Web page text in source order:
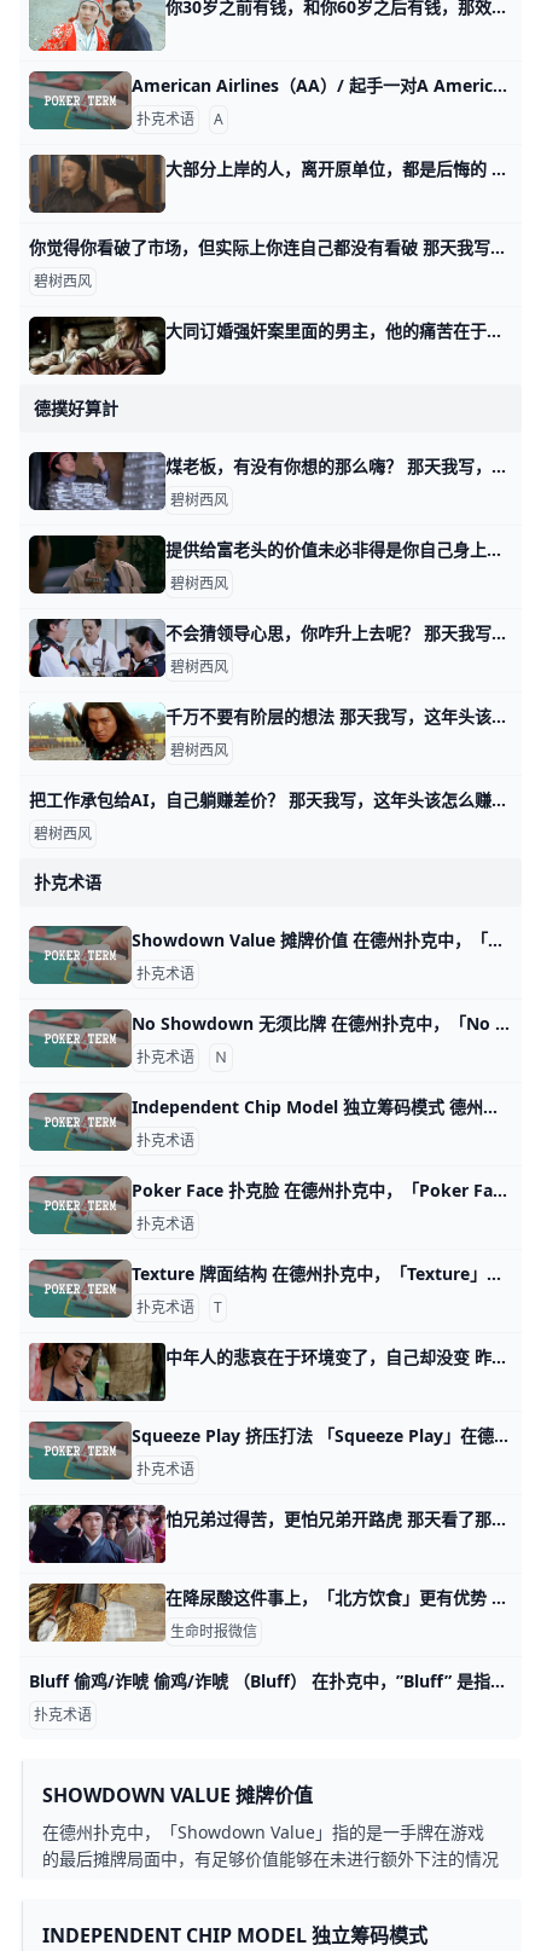
你30岁之前有钱，和你60岁之后有钱，那效果能一样么？ 我那天在写如何做自身命运的编剧时，看到几个读者关于第五部分的留言。 我发现，有些人没理解钱和幸福之间的关系。 所以今天来展开一下，把这个知识点给
American Airlines（AA）/ 起手一对A American Airlines（AA） 起手牌一对A，简称AA
扑克术语 A
大部分上岸的人，离开原单位，都是后悔的 昨天写铁打的中产，流水的中产阶级时，有不少上岸的读者，留言发牢骚。 有些牢骚话发得还是挺值得玩味的，但涉及你们的隐私，我就不转述了。 我讲一段往
你觉得你看破了市场，但实际上你连自己都没有看破 那天我写为什么一眼看破事物本质的人，照样过不好这一生。 有个做押涨跌交易策略的读者，留言试图和我讨论他对市场的看破。 我看了你的留言，恕我直言，
碧树西风
大同订婚强奸案里面的男主，他的痛苦在于凭什么我是D男？ 昨晚陆陆续续有满级读者，非要让我聊一聊大同订婚强奸案里面的那个男主。 我不想谈这个案子，我想写影评，《赛德克·巴莱》。 电影一开始讲述了湾省的某
德撲好算計
煤老板，有没有你想的那么嗨？ 那天我写，这年头该怎么赚钱时，有个读者留言说，他好想听听煤老板的故事。 在他的理解当中，煤老板是个很爽的群体，就是导演们感慨的，昔日的黄金时代
碧树西风
提供给富老头的价值未必非得是你自己身上的 那天我写这年头该怎么赚钱时，有个在美国工作的，副业做一对一家教的读者问，怎么打开富老头的圈子。 我说终归得提供价值，对方看得上的价值。 有其他读
碧树西风
不会猜领导心思，你咋升上去呢？ 那天我写这年头该怎么赚钱时，我说表演型的工作，很多人是不过滤的，简单说就是拿手下当小白鼠。 你自己去撞南墙吧。 有读者看了之后，感慨说，过滤干净
碧树西风
千万不要有阶层的想法 那天我写，这年头该怎么赚钱时，有读者留言问我说，可不可以认为那四种不同方式下，阶层有所抬升？ 首先，我纠正你一个想法，当然这个想法很普遍，就是
碧树西风
把工作承包给AI，自己躺赚差价？ 那天我写，这年头该怎么赚钱时，有读者问我，如果自己从事的是耗材型的工作，又无心提升。 是不是只要用好AI，让它去当耗材替身，就会迎来春天？ 就像
碧树西风
扑克术语
Showdown Value 摊牌价值 在德州扑克中，「Showdown Value」指的是一手牌在游戏的最后摊牌局面中，有足够价值能够在未进行额外下注的情况下，赢得对手的牌。这种价
扑克术语
No Showdown 无须比牌 在德州扑克中，「No Showdown」可以翻译成「无须比牌」。这指的是在某一局游戏中，因为所有其他玩家已经弃牌，所以没有需要进行最终比牌的情
扑克术语 Ｎ
Independent Chip Model 独立筹码模式 德州扑克中的「Independent Chip Mode」（ ICM ) （独立筹码模式）是一种在比赛中计算玩家筹码价值的方法。独立筹码模式的概念是把每个玩家的
扑克术语
Poker Face 扑克脸 在德州扑克中，「Poker Face」指的是玩家在牌局中刻意保持冷静、不露表情的行为，以阻止对手读取手牌信息。这在赌局中非常重要，因为揭示情感
扑克术语
Texture 牌面结构 在德州扑克中，「Texture」指的是牌桌上的牌面结构，描述了牌的花色、排列和潜在的结构。用来描述牌桌上的牌面组合，以及这些组合可能对每位玩
扑克术语 T
中年人的悲哀在于环境变了，自己却没变 昨天聊谋生话题的时候，有好几个读者都在问自己人到中年，职场上求稳还是求变。 稳，眼睁睁看着那条船在沉，变，好像当下就得直面大海。 我想起昨天有个
Squeeze Play 挤压打法 「Squeeze Play」在德州扑克中指的是一种进攻性的打法，通常是在河牌（river）前的最后一轮下注中使用。这种打法的目的是逼迫对手在最
扑克术语
怕兄弟过得苦，更怕兄弟开路虎 那天看了那篇，这辈子还能有出路么，有个读者问了我这么一个问题。 他留言说，你在第二个话题里，给出三个要素，能力，需求，杠杆，你说什么卡脖子才该
在降尿酸这件事上，「北方饮食」更有优势 膳食是影响人体尿酸水平的重要因素之一，对于尿酸高的人来说，选择合适的食物非常重要。 日前，一项发表在《中华流行病学杂志》的新研究显示，北方饮食
生命时报微信
Bluff 偷鸡/诈唬 偷鸡/诈唬 （Bluff） 在扑克中，”Bluff” 是指在没有好牌或不够强的牌型的情况下，通过表现或语言等方式让对手误以为你手中有很强的牌，以此
扑克术语
SHOWDOWN VALUE 摊牌价值
在德州扑克中，「Showdown Value」指的是一手牌在游戏
的最后摊牌局面中，有足够价值能够在未进行额外下注的情况
INDEPENDENT CHIP MODEL 独立筹码模式